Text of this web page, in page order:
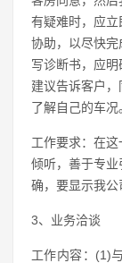
有疑难时，应
协助，以尽快
写诊断书，应
建议告诉客户
了解自己的车况
工作要求：在
倾听，善于专
确，要显示我公
3、业务洽谈
工作内容：(1)